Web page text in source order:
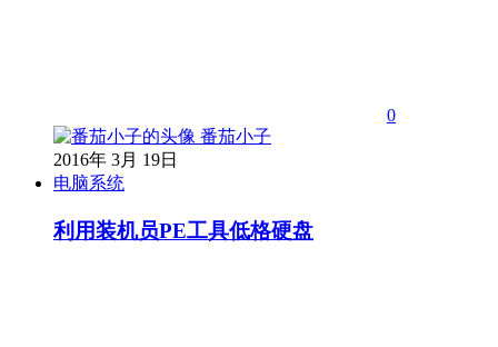
0
番茄小子
2016年 3月 19日
电脑系统
利用装机员PE工具低格硬盘